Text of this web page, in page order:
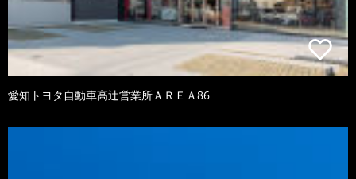
愛知トヨタ自動車高辻営業所ＡＲＥＡ86